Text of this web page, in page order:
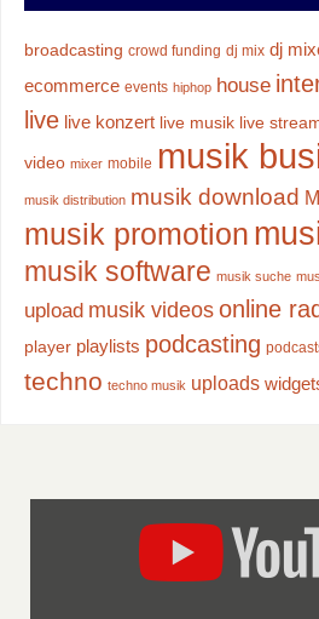
broadcasting crowd funding dj mix dj
ecommerce events hiphop house
live live konzert live musik live
video mixer mobile musik
musik distribution musik download
musik promotion
musik software musik suche
upload musik videos online
player playlists podcasting
techno techno musik uploads